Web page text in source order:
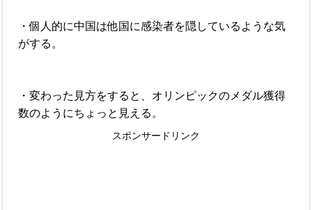
・個人的に中国は他国に感染者を隠しているような気
がする。
・変わった見方をすると、オリンピックのメダル獲得
数のようにちょっと見える。
スポンサードリンク